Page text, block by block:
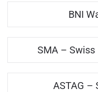
BNI
SMA –
ASTAG –